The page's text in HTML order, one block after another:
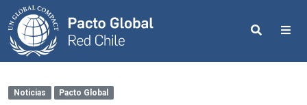
Search
Noticias Pacto Global